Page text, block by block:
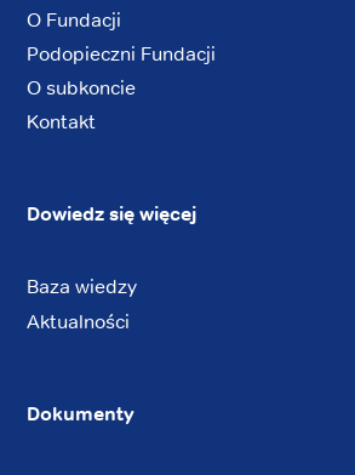
O Fundacji
Podopieczni Fundacji
O subkoncie
Kontakt
Dowiedz się więcej
Baza wiedzy
Aktualności
Dokumenty